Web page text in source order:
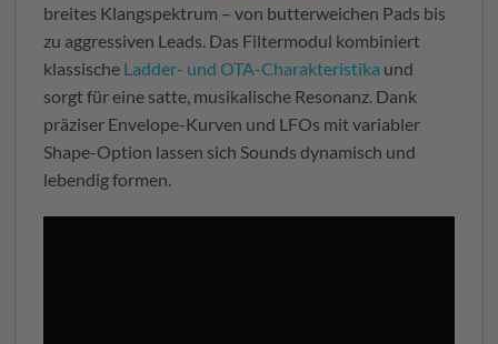
breites Klangspektrum – von butterweichen Pads bis
zu aggressiven Leads. Das Filtermodul kombiniert
klassische Ladder- und OTA-Charakteristika und
sorgt für eine satte, musikalische Resonanz. Dank
präziser Envelope-Kurven und LFOs mit variabler
Shape-Option lassen sich Sounds dynamisch und
lebendig formen.